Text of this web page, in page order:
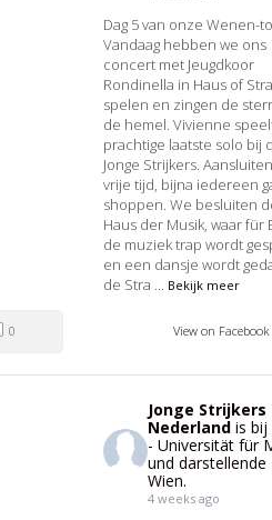
Dag 5 van onze Wenen-
Vandaag hebben we ons
concert met Jeugdkoor
Rondinella in Haus of
spelen en zingen de
de hemel. Vivienne
prachtige laatste solo bij
Jonge Strijkers.
vrije tijd, bijna iedereen
shoppen. We besluiten
Haus der Musik, waar für
de muziek trap wordt
en een dansje wordt
de Stra ... Bekijk meer
View on Facebook
0
Jonge Strijkers
Nederlandis
- Universität für
und darstellende
Wien.
4 weeks ago